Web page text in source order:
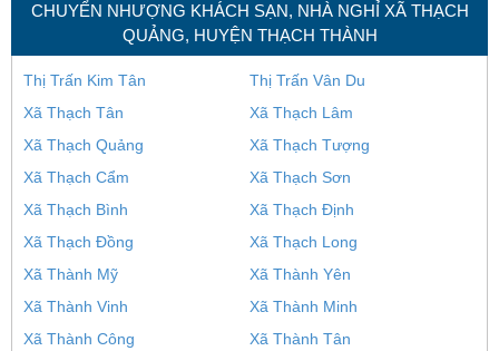
CHUYỂN NHƯỢNG KHÁCH SẠN, NHÀ NGHỈ XÃ THẠCH
QUẢNG, HUYỆN THẠCH THÀNH
Thị Trấn Kim Tân
Thị Trấn Vân Du
Xã Thạch Tân
Xã Thạch Lâm
Xã Thạch Quảng
Xã Thạch Tượng
Xã Thạch Cẩm
Xã Thạch Sơn
Xã Thạch Bình
Xã Thạch Định
Xã Thạch Đồng
Xã Thạch Long
Xã Thành Mỹ
Xã Thành Yên
Xã Thành Vinh
Xã Thành Minh
Xã Thành Công
Xã Thành Tân